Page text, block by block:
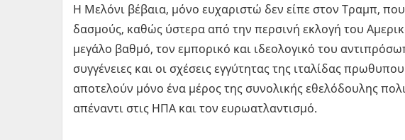
H Μελόνι βέβαια, μόνο ευχαριστώ δεν είπε στον Τραμπ,
δασμούς, καθώς ύστερα από την περσινή εκλογή του
μεγάλο βαθμό, τον εμπορικό και ιδεολογικό του
συγγένειες και οι σχέσεις εγγύτητας της ιταλίδας
αποτελούν μόνο ένα μέρος της συνολικής εθελόδουλης
απέναντι στις ΗΠΑ και τον ευρωατλαντισμό.